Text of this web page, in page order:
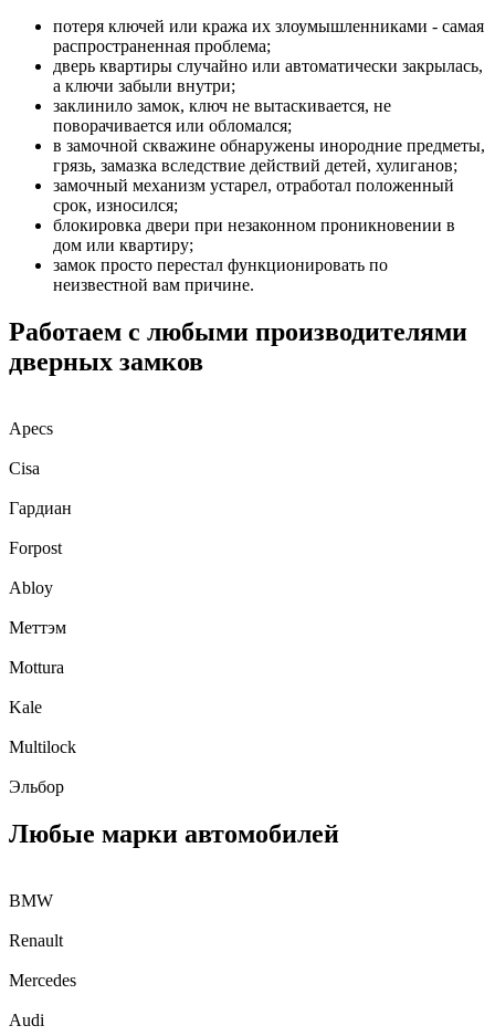
потеря ключей или кража их злоумышленниками - самая
распространенная проблема;
дверь квартиры случайно или автоматически закрылась,
а ключи забыли внутри;
заклинило замок, ключ не вытаскивается, не
поворачивается или обломался;
в замочной скважине обнаружены инородние предметы,
грязь, замазка вследствие действий детей, хулиганов;
замочный механизм устарел, отработал положенный
срок, износился;
блокировка двери при незаконном проникновении в
дом или квартиру;
замок просто перестал функционировать по
неизвестной вам причине.
Работаем с любыми производителями
дверных замков
Apecs
Cisa
Гардиан
Forpost
Abloy
Меттэм
Mottura
Kale
Multilock
Эльбор
Любые марки автомобилей
BMW
Renault
Mercedes
Audi